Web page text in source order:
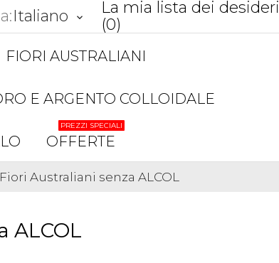
Italiano keyboard_arrow_down
La mia lista dei desideri
(0)
FIORI AUSTRALIANI
E ARGENTO COLLOIDALE
OFFERTE
PREZZI SPECIALI
Australiani senza ALCOL
ALCOL